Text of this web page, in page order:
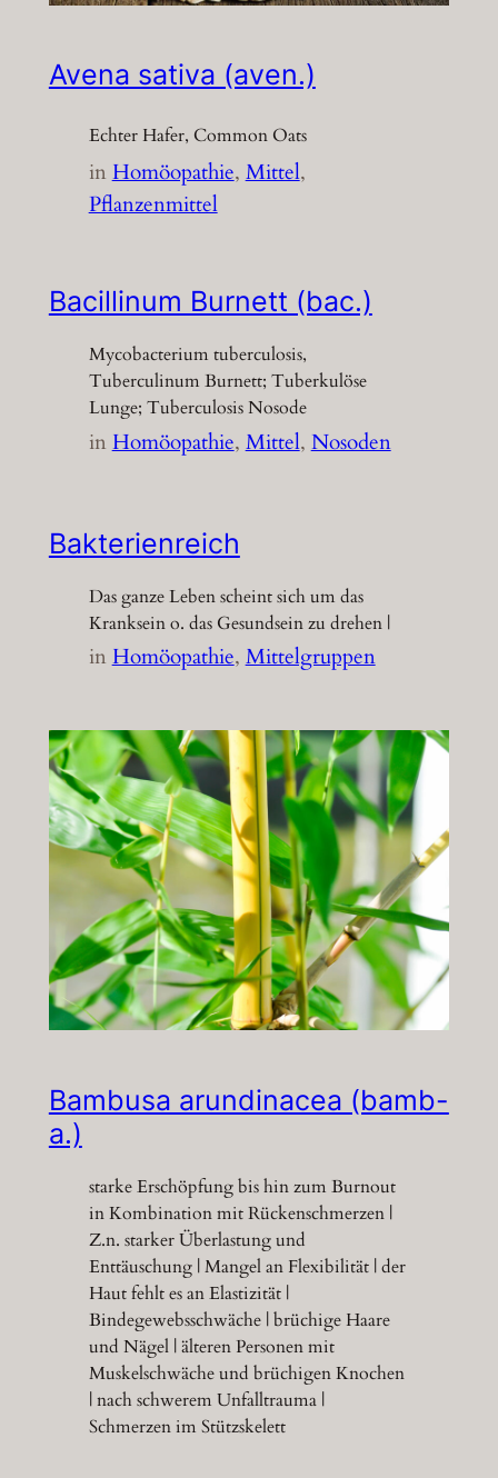
Avena sativa (aven.)
Echter Hafer, Common Oats
inHomöopathie, Mittel
Pflanzenmittel
Bacillinum Burnett (bac.)
Mycobacterium tuberculosis,
Tuberculinum Burnett; Tuberkulöse
Lunge; Tuberculosis Nosode
inHomöopathie, Mittel, Nosoden
Bakterienreich
Das ganze Leben scheint sich um das
Kranksein o. das Gesundsein zu drehen |
inHomöopathie, Mittelgruppen
Bambusa arundinacea (bamb-
a.)
starke Erschöpfung bis hin zum Burnout
in Kombination mit Rückenschmerzen |
Z.n. starker Überlastung und
Enttäuschung | Mangel an Flexibilität | der
Haut fehlt es an Elastizität |
Bindegewebsschwäche | brüchige Haare
und Nägel | älteren Personen mit
Muskelschwäche und brüchigen Knochen
| nach schwerem Unfalltrauma |
Schmerzen im Stützskelett